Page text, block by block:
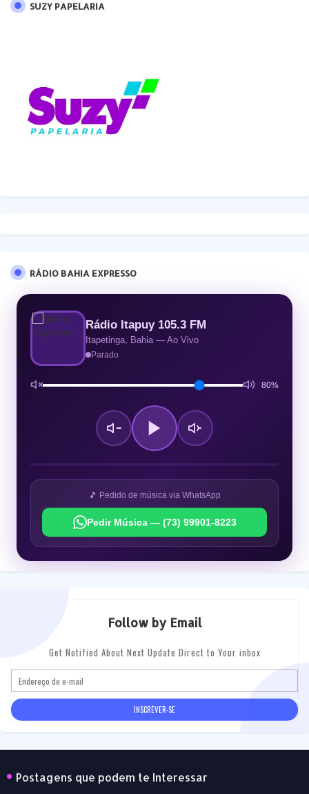
SUZY PAPELARIA
RÁDIO BAHIA EXPRESSO
Rádio Itapuy 105.3 FM
Itapetinga, Bahia — Ao Vivo
Parado
80%
🎵 Pedido de música via WhatsApp
Pedir Música — (73) 99901-8223
Follow by Email
Get Notified About Next Update Direct to Your inbox
Postagens que podem te Interessar